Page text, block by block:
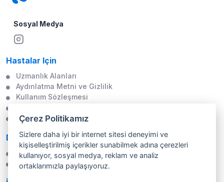
Sosyal Medya
Hastalar Için
Uzmanlık Alanları
Aydınlatma Metni ve Gizlilik
Kullanım Sözleşmesi
Veri Öznesi Başvuru Formu
Doktorlar Için
Profesyonel Üyelik
İletişim Formu
Çerez Politikamız
Sizlere daha iyi bir internet sitesi deneyimi ve
kişiselleştirilmiş içerikler sunabilmek adına çerezleri
kullanıyor, sosyal medya, reklam ve analiz
ortaklarımızla paylaşıyoruz.